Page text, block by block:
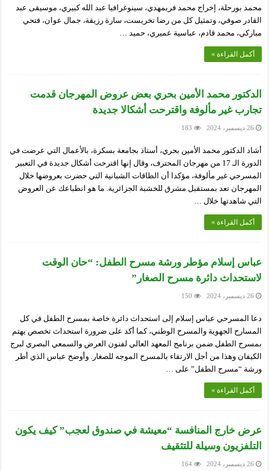
محمد بورحلة، إخراج محمد فريمهدي، سينوغرافيا عبد الله كبيري، موسيقى عبد
القادر صوفي، وتمثيل كل من رضا تخريست، سارة رزيقة، جمال عوان، فتحي
مباركي، محمد قادم، عباسية عميري، حميد …
أكمل القراءة »
الدكتور محمد الأمين بحري بعض عروض المهرجان قدمت
تجارب غير مألوفة واقترحت أشكالا جديدة
26 ديسمبر، 2024 183
أشاد الدكتور محمد الأمين بحري، أستاذ بجامعة بسكرة، بالأعمال التي عرضت في
الدورة الـ 17 من مهرجان المحترف، وقال إنها اقترحت أشكال جديدة في التعبير
المسرحي غير مألوفة، مؤكدا أن الطاقات الشبانية التي حضرت بعروضها خلال
المهرجان تعد بمستقبل مشرق للخشبة الجزائرية. ما هو انطباعك عن العروض
التي شاهدتها خلال …
أكمل القراءة »
عباس إسلام مؤطر ورشة مسرح الطفل: “حان الوقت
لاستحداث دائرة مسرح الصغار”
26 ديسمبر، 2024 150
دعا المسرحي عباس إسلام إلى استحداث دائرة خاصة بمسرح الطفل في كل
المسارح الجهوية والمسرح الوطني، كما أكد على ضرورة استحداث تخصص يهتم
بمسرح الطفل ضمن برنامج المعهد العالي لفنون العرض والسمعي البصري لبرج
الكيفان وهذا من أجل الارتقاء بالمسرح الموجه للصغار. وأوضح عباس الذي أطر
ورشة “مسرح الطفل” على …
أكمل القراءة »
عرض خارج المنافسة “معيشة في صندوق لعجب” كيف يكون
التلفزيون وسيلة للتثقيف
26 ديسمبر، 2024 164